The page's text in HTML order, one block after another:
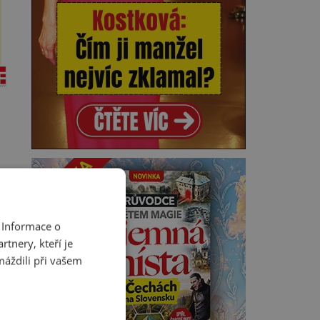
o
kteří je
při vašem